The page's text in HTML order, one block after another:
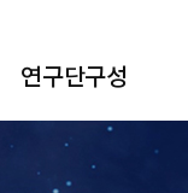
연구단구성